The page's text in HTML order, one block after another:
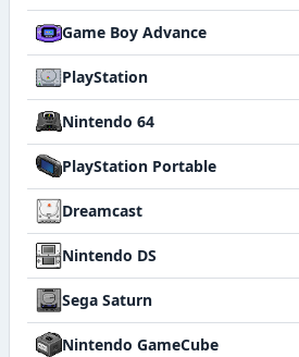
Game Boy Advance
PlayStation
Nintendo 64
PlayStation Portable
Dreamcast
Nintendo DS
Sega Saturn
Nintendo GameCube